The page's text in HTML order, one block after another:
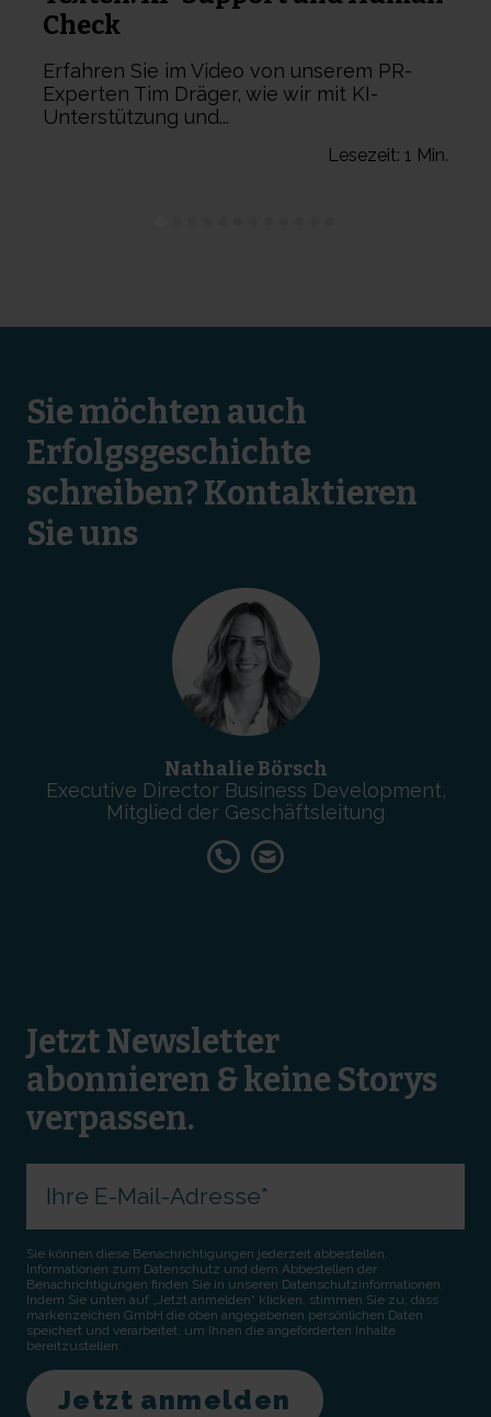
Check
Erfahren Sie im Video von unserem PR-
Experten Tim Dräger, wie wir mit KI-
Unterstützung und...
Lesezeit: 1 Min.
Sie möchten auch
Erfolgsgeschichte
schreiben? Kontaktieren
Sie uns
Nathalie Börsch
Executive Director Business Development,
Mitglied der Geschäftsleitung
Jetzt Newsletter
abonnieren & keine Storys
verpassen.
Sie können diese Benachrichtigungen jederzeit abbestellen.
Informationen zum Datenschutz und dem Abbestellen der
Benachrichtigungen finden Sie in unseren Datenschutzinformationen.
Indem Sie unten auf „Jetzt anmelden“ klicken, stimmen Sie zu, dass
markenzeichen GmbH die oben angegebenen persönlichen Daten
speichert und verarbeitet, um Ihnen die angeforderten Inhalte
bereitzustellen.